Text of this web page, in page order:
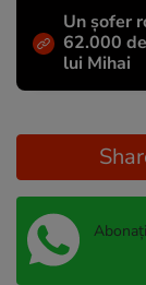
Un șofer
62.000
lui Mihai